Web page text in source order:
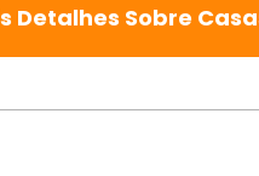
Detalhes Sobre